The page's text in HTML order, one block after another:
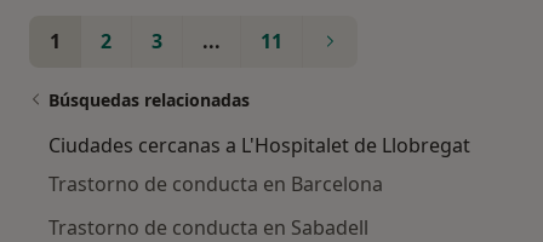
1 2 3 ... 11
Búsquedas relacionadas
Ciudades cercanas a L'Hospitalet de Llobregat
Trastorno de conducta en Barcelona
Trastorno de conducta en Sabadell